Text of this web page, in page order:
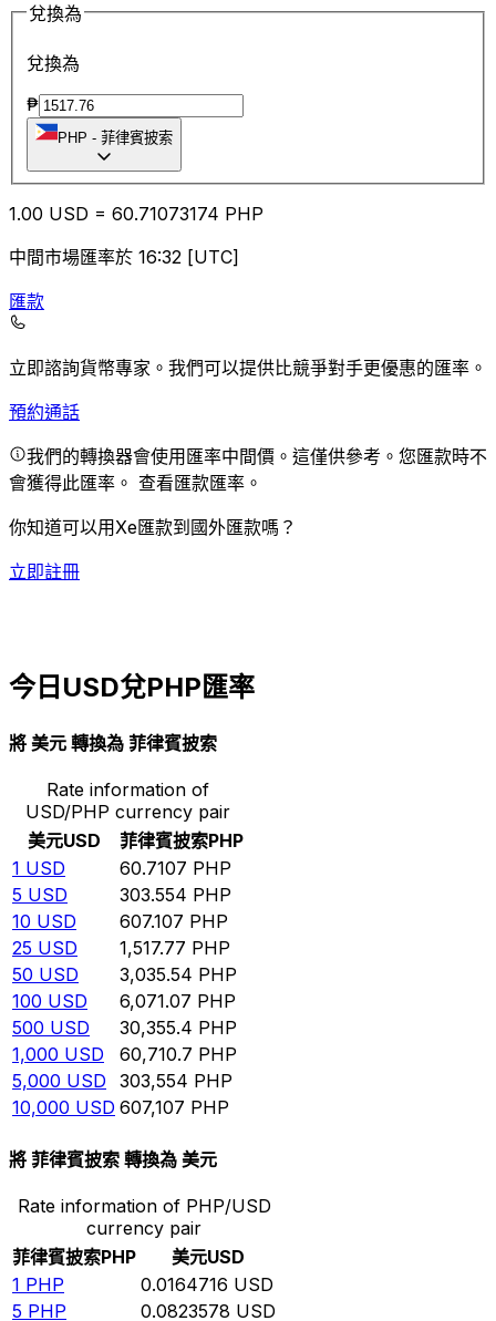
兌換為
兌換為
₱
PHP - 菲律賓披索
1.00 USD = 60.71073174 PHP
中間市場匯率於 16:32 [UTC]
匯款
立即諮詢貨幣專家。 我們可以提供比競爭對手更優惠的匯率。
預約通話
我們的轉換器會使用匯率中間價。這僅供參考。您匯款時不
會獲得此匯率。 查看匯款匯率。
你知道可以用Xe匯款到國外匯款嗎？
立即註冊
今日USD兌PHP匯率
將 美元 轉換為 菲律賓披索
Rate information of
USD/PHP currency pair
美元USD 菲律賓披索PHP
1 USD 60.7107 PHP
5 USD 303.554 PHP
10 USD 607.107 PHP
25 USD 1,517.77 PHP
50 USD 3,035.54 PHP
100 USD 6,071.07 PHP
500 USD 30,355.4 PHP
1,000 USD 60,710.7 PHP
5,000 USD 303,554 PHP
10,000 USD 607,107 PHP
將 菲律賓披索 轉換為 美元
Rate information of PHP/USD
currency pair
菲律賓披索PHP 美元USD
1 PHP 0.0164716 USD
5 PHP 0.0823578 USD